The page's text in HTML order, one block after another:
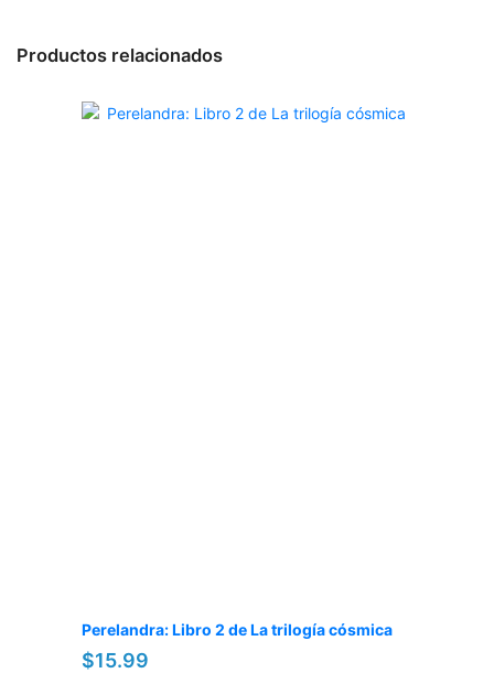
Productos relacionados
Perelandra: Libro 2 de La trilogía cósmica
$15.99